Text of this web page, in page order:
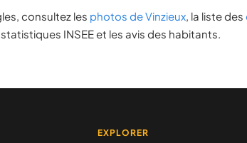
consultez les photos de Vinzieux, la liste des
INSEE et les avis des habitants.
EXPLORER